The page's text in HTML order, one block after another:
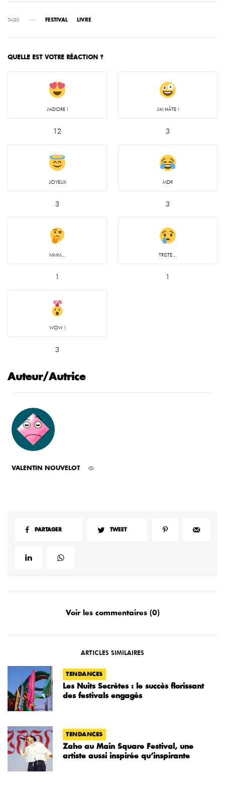
TAGS FESTIVAL LIVRE
QUELLE EST VOTRE RÉACTION ?
J'ADORE !
12
J'AI HÂTE !
3
JOYEUX
3
MDR
3
MMM...
1
TRISTE...
1
WOW !
3
Auteur/Autrice
VALENTIN NOUVELOT
PARTAGER TWEET
Voir les commentaires (0)
ARTICLES SIMILAIRES
TENDANCES
Les Nuits Secrètes : le succès florissant
des festivals engagés
TENDANCES
Zaho au Main Square Festival, une
artiste aussi inspirée qu’inspirante